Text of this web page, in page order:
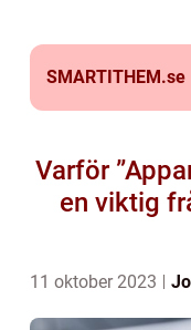
SMARTITHEM.se
Varför
en viktig
11 oktober 2023